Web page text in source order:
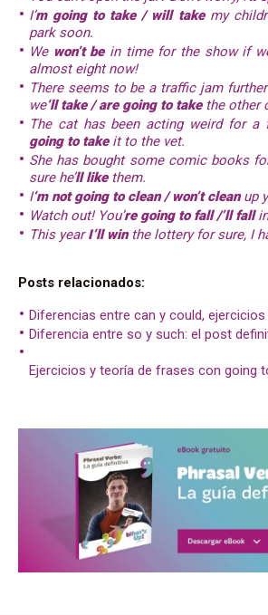
I’m going to take / will takemy
park soon.
We won’t bein time for the show if we
almost eight now!
There seems to be a traffic jam
we‘ll take / are going to takethe other
The cat has been acting weird for a
going to takeit to the vet.
She has bought some comic books
sure he’ll likethem.
I‘m not going to clean / won’t cleanup
Watch out! You’re going to fall /’ll fall
This yearI’ll winthe lottery for sure, I
Posts relacionados:
Diferencias entre can y could,
Diferencia entre so y such: el post
Ejercicios y teoría de frases con going